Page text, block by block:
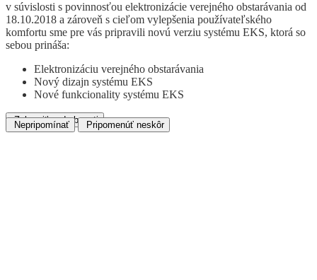
v súvislosti s povinnosťou elektronizácie verejného obstarávania od
18.10.2018 a zároveň s cieľom vylepšenia používateľského
komfortu sme pre vás pripravili novú verziu systému EKS, ktorá so
sebou prináša:
Elektronizáciu verejného obstarávania
Nový dizajn systému EKS
Nové funkcionality systému EKS
Zobraziť podrobnosti
Nepripomínať Pripomenúť neskôr